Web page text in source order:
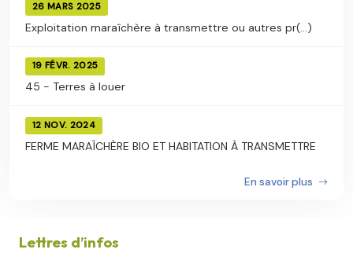
26 MARS 2025
Exploitation maraîchère à transmettre ou autres pr(...)
19 FÉVR. 2025
45 - Terres à louer
12 NOV. 2024
FERME MARAÎCHÈRE BIO ET HABITATION À TRANSMETTRE
En savoir plus
Lettres d’infos